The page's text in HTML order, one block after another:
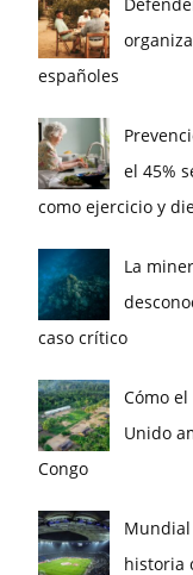
españoles
el 45%
como ejercicio y
La
caso crítico
Cómo
Unido
Congo
historia